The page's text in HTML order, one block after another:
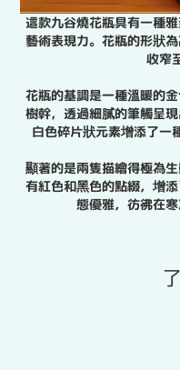
這款九谷燒花瓶具有一種
藝術表現力。花瓶的形狀
收窄
花瓶的基調是一種溫暖的
樹幹，透過細膩的筆觸呈
白色碎片狀元素增添了一
顯著的是兩隻描繪得極為
有紅色和黑色的點綴，增
態優雅，彷彿在